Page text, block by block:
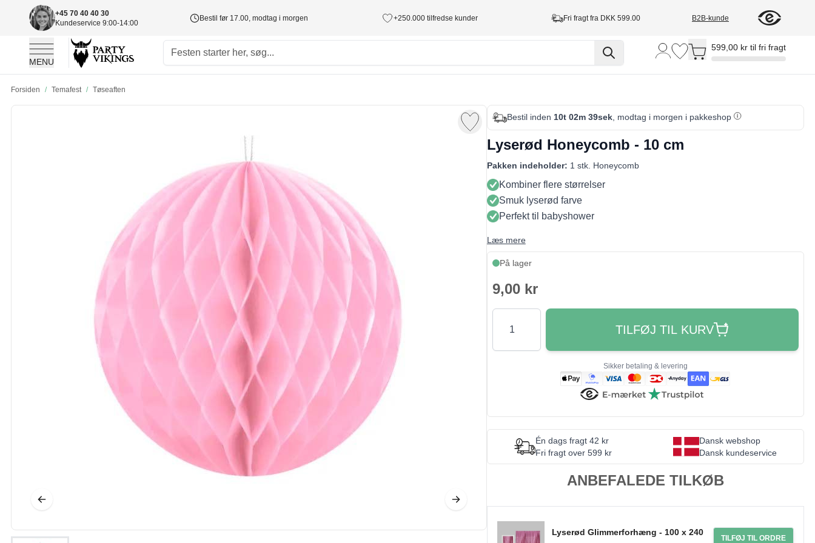
+45 70 40 40 30
Kundeservice 9:00-14:00
Bestil før 17.00, modtag i morgen +250.000 tilfredse kunder Fri fragt fra DKK 599.00 B2B-kunde
MENU
Toggle minicart, Cart is empty
599,00 kr til fri fragt
Forsiden / Temafest / Tøseaften
Bestil inden 10t 02m 38sek, modtag i morgen i pakkeshop
Lyserød Honeycomb - 10 cm
Pakken indeholder: 1 stk. Honeycomb
Kombiner flere størrelser
Smuk lyserød farve
Perfekt til babyshower
Læs mere
På lager
9,00 kr
Antal
TILFØJ TIL KURV
Sikker betaling & levering
Én dags fragt 42 kr
Fri fragt over 599 kr
Dansk webshop
Dansk kundeservice
ANBEFALEDE TILKØB
Lyserød Glimmerforhæng - 100 x 240
TILFØJ TIL ORDRE